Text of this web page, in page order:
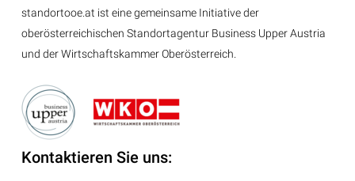
standortooe.at ist eine gemeinsame Initiative der
oberösterreichischen Standortagentur Business Upper Austria
und der Wirtschaftskammer Oberösterreich.
Kontaktieren Sie uns: